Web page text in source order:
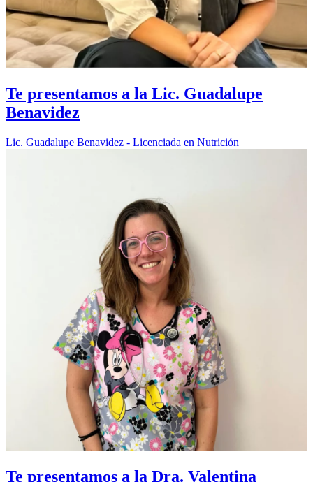
Te presentamos a la Lic. Guadalupe
Benavidez
Lic. Guadalupe Benavidez - Licenciada en Nutrición
Te presentamos a la Dra. Valentina